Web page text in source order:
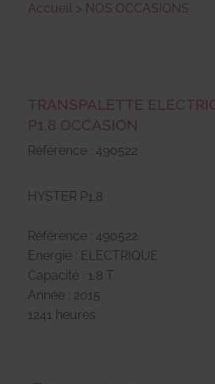
Accueil > NOS OCCASIONS
TRANSPALETTE
P1.8 OCCASION
Référence : 490522
HYSTER P1.8
Référence : 490522
Energie : ELECTRIQUE
Capacité : 1.8 T
Année : 2015
1241 heures